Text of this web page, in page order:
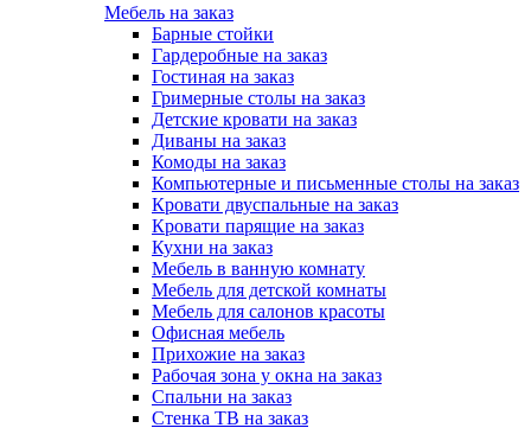
Мебель на заказ
Барные стойки
Гардеробные на заказ
Гостиная на заказ
Гримерные столы на заказ
Детские кровати на заказ
Диваны на заказ
Комоды на заказ
Компьютерные и письменные столы на заказ
Кровати двуспальные на заказ
Кровати парящие на заказ
Кухни на заказ
Мебель в ванную комнату
Мебель для детской комнаты
Мебель для салонов красоты
Офисная мебель
Прихожие на заказ
Рабочая зона у окна на заказ
Спальни на заказ
Стенка ТВ на заказ